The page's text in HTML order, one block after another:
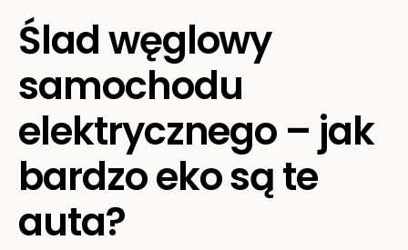
Ślad węglowy
samochodu
elektrycznego – jak
bardzo eko są te
auta?